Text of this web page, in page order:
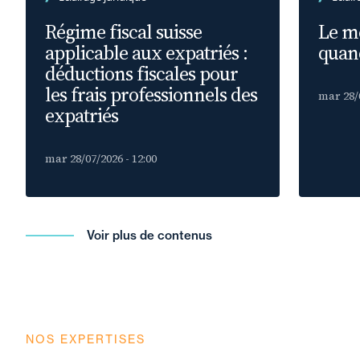
Régime fiscal suisse
applicable aux expatriés :
déductions fiscales pour
les frais professionnels des
expatriés
mar 28/07/2026 - 12:00
Le
mar 28/
Voir plus de contenus
NOS EXPERTISES